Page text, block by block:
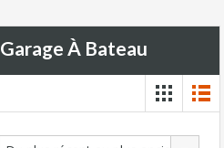
Garage À Bateau